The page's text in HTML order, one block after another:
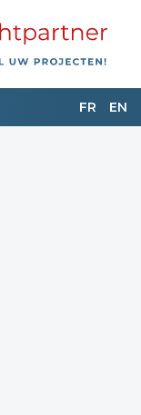
FR EN